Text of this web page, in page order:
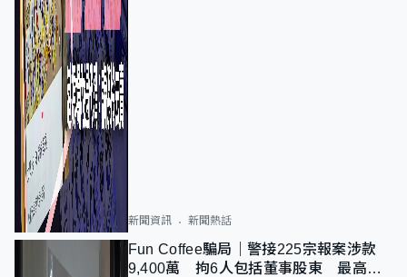
新聞資訊 新聞熱話
Fun Coffee騙局｜警接225宗報案涉款
9,400萬 拘6人包括董事股東 最高金